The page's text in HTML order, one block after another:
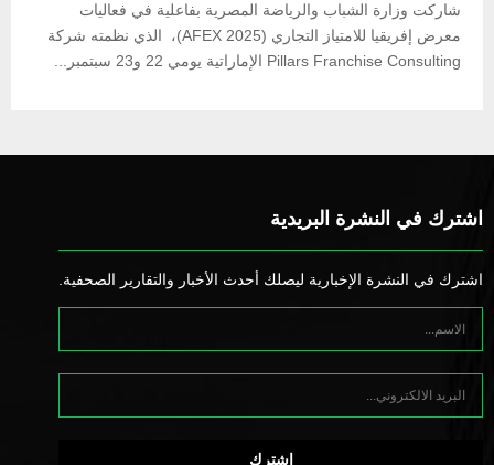
شاركت وزارة الشباب والرياضة المصرية بفاعلية في فعاليات
معرض إفريقيا للامتياز التجاري (AFEX 2025)، الذي نظمته شركة
Pillars Franchise Consulting الإماراتية يومي 22 و23 سبتمبر...
اشترك في النشرة البريدية
اشترك في النشرة الإخبارية ليصلك أحدث الأخبار والتقارير الصحفية.